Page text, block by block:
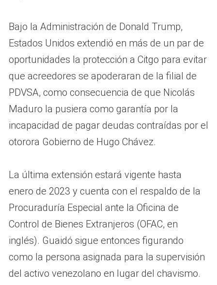
Bajo la Administración de Donald Trump,
Estados Unidos extendió en más de un par de
oportunidades la protección a Citgo para evitar
que acreedores se apoderaran de la filial de
PDVSA, como consecuencia de que Nicolás
Maduro la pusiera como garantía por la
incapacidad de pagar deudas contraídas por el
otorora Gobierno de Hugo Chávez.
La última extensión estará vigente hasta
enero de 2023 y cuenta con el respaldo de la
Procuraduría Especial ante la Oficina de
Control de Bienes Extranjeros (OFAC, en
inglés). Guaidó sigue entonces figurando
como la persona asignada para la supervisión
del activo venezolano en lugar del chavismo.